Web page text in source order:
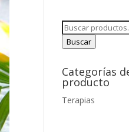
Buscar
por:
Buscar
Categorías
producto
Terapias